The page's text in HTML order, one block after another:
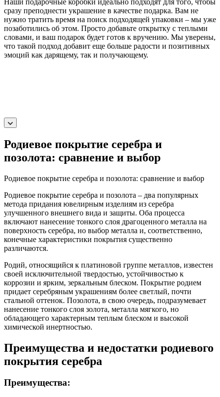
сразу преподнести украшение в качестве подарка. Вам не
нужно тратить время на поиск подходящей упаковки – мы уже
позаботились об этом. Просто добавьте открытку с теплыми
словами, и ваш подарок будет готов к вручению. Мы уверены,
что такой подход добавит еще больше радости и позитивных
эмоций как дарящему, так и получающему.
Родиевое покрытие серебра и
позолота: сравнение и выбор
Родиевое покрытие серебра и позолота: сравнение и выбор
Родиевое покрытие серебра и позолота – два популярных
метода придания ювелирным изделиям из серебра
улучшенного внешнего вида и защиты. Оба процесса
включают нанесение тонкого слоя драгоценного металла на
поверхность серебра, но выбор металла и, соответственно,
конечные характеристики покрытия существенно
различаются.
Родий, относящийся к платиновой группе металлов, известен
своей исключительной твердостью, устойчивостью к
коррозии и ярким, зеркальным блеском. Покрытие родием
придает серебряным украшениям более светлый, почти
стальной оттенок. Позолота, в свою очередь, подразумевает
нанесение тонкого слоя золота, металла мягкого, но
обладающего характерным теплым блеском и высокой
химической инертностью.
Преимущества и недостатки родиевого
покрытия серебра
Преимущества: